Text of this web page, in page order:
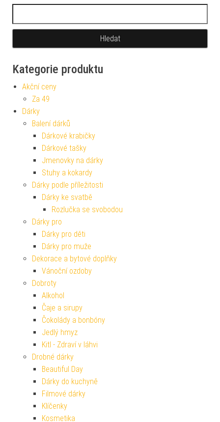
Kategorie produktu
Akční ceny
Za 49
Dárky
Balení dárků
Dárkové krabičky
Dárkové tašky
Jmenovky na dárky
Stuhy a kokardy
Dárky podle příležitosti
Dárky ke svatbě
Rozlučka se svobodou
Dárky pro
Dárky pro děti
Dárky pro muže
Dekorace a bytové doplňky
Vánoční ozdoby
Dobroty
Alkohol
Čaje a sirupy
Čokolády a bonbóny
Jedlý hmyz
Kitl - Zdraví v láhvi
Drobné dárky
Beautiful Day
Dárky do kuchyně
Filmové dárky
Klíčenky
Kosmetika